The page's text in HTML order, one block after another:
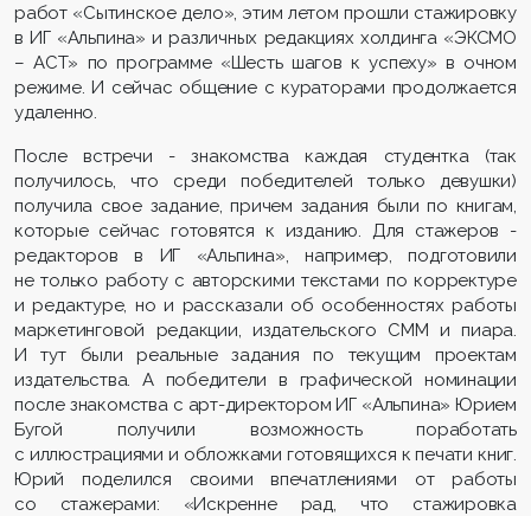
работ «Сытинское дело», этим летом прошли стажировку
в ИГ «Альпина» и различных редакциях холдинга «ЭКСМО
– АСТ» по программе «Шесть шагов к успеху» в очном
режиме. И сейчас общение с кураторами продолжается
удаленно.
После встречи - знакомства каждая студентка (так
получилось, что среди победителей только девушки)
получила свое задание, причем задания были по книгам,
которые сейчас готовятся к изданию. Для стажеров -
редакторов в ИГ «Альпина», например, подготовили
не только работу с авторскими текстами по корректуре
и редактуре, но и рассказали об особенностях работы
маркетинговой редакции, издательского СММ и пиара.
И тут были реальные задания по текущим проектам
издательства. А победители в графической номинации
после знакомства с арт-директором ИГ «Альпина» Юрием
Бугой получили возможность поработать
с иллюстрациями и обложками готовящихся к печати книг.
Юрий поделился своими впечатлениями от работы
со стажерами: «Искренне рад, что стажировка